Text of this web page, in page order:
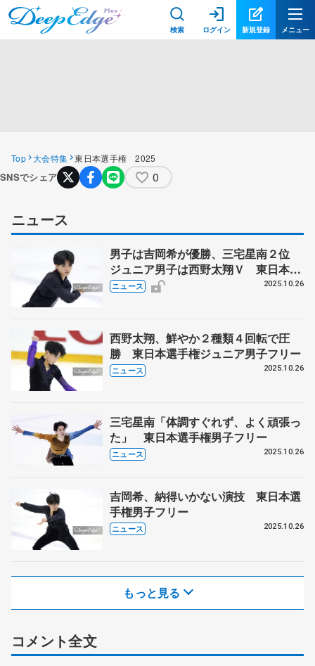
検索 ログイン 新規登録 メニュー
Top 大会特集 東日本選手権 2025
SNSでシェア 0
ニュース
男子は吉岡希が優勝、三宅星南２位
ジュニア男子は西野太翔Ｖ 東日本選
手権最終日
ニュース 2025.10.26
西野太翔、鮮やか２種類４回転で圧
勝 東日本選手権ジュニア男子フリー
ニュース 2025.10.26
三宅星南「体調すぐれず、よく頑張っ
た」 東日本選手権男子フリー
ニュース 2025.10.26
吉岡希、納得いかない演技 東日本選
手権男子フリー
ニュース 2025.10.26
もっと見る
コメント全文